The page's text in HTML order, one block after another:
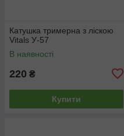
Катушка тримерна з ліскою
Vitals У-57
В наявності
220 ₴
Купити